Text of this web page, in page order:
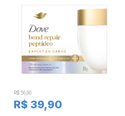
R$ 56,90
R$ 39,90